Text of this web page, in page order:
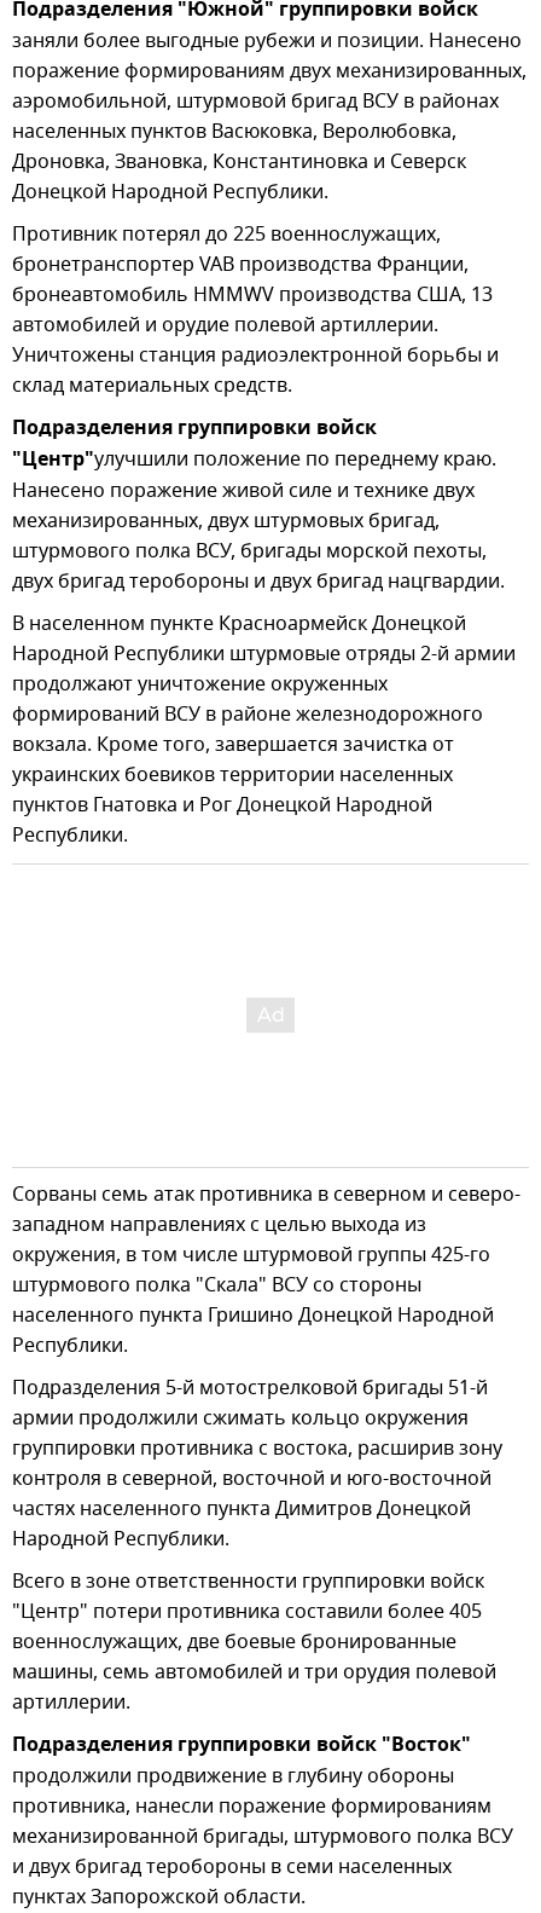
Подразделения "Южной" группировки войск
заняли более выгодные рубежи и позиции. Нанесено
поражение формированиям двух механизированных,
аэромобильной, штурмовой бригад ВСУ в районах
населенных пунктов Васюковка, Веролюбовка,
Дроновка, Звановка, Константиновка и Северск
Донецкой Народной Республики.
Противник потерял до 225 военнослужащих,
бронетранспортер VAB производства Франции,
бронеавтомобиль HMMWV производства США, 13
автомобилей и орудие полевой артиллерии.
Уничтожены станция радиоэлектронной борьбы и
склад материальных средств.
Подразделения группировки войск
"Центр"улучшили положение по переднему краю.
Нанесено поражение живой силе и технике двух
механизированных, двух штурмовых бригад,
штурмового полка ВСУ, бригады морской пехоты,
двух бригад теробороны и двух бригад нацгвардии.
В населенном пункте Красноармейск Донецкой
Народной Республики штурмовые отряды 2-й армии
продолжают уничтожение окруженных
формирований ВСУ в районе железнодорожного
вокзала. Кроме того, завершается зачистка от
украинских боевиков территории населенных
пунктов Гнатовка и Рог Донецкой Народной
Республики.
Сорваны семь атак противника в северном и северо-
западном направлениях с целью выхода из
окружения, в том числе штурмовой группы 425-го
штурмового полка "Скала" ВСУ со стороны
населенного пункта Гришино Донецкой Народной
Республики.
Подразделения 5-й мотострелковой бригады 51-й
армии продолжили сжимать кольцо окружения
группировки противника с востока, расширив зону
контроля в северной, восточной и юго-восточной
частях населенного пункта Димитров Донецкой
Народной Республики.
Всего в зоне ответственности группировки войск
"Центр" потери противника составили более 405
военнослужащих, две боевые бронированные
машины, семь автомобилей и три орудия полевой
артиллерии.
Подразделения группировки войск "Восток"
продолжили продвижение в глубину обороны
противника, нанесли поражение формированиям
механизированной бригады, штурмового полка ВСУ
и двух бригад теробороны в семи населенных
пунктах Запорожской области.